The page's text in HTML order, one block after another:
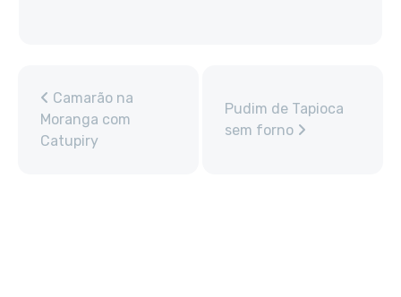
Camarão na
Moranga com
Catupiry
Pudim de Tapioca
sem forno